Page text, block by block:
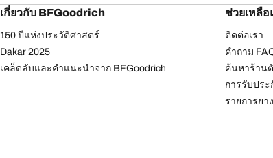
เกี่ยวกับ BFGoodrich
150 ปีแห่งประวัติศาสตร์
Dakar 2025
เคล็ดลับและคำแนะนำจาก BFGoodrich
ช่วยเหลื
ติดต่อเรา
คำถาม
ค้นหาร้าน
การรับประ
รายการยา